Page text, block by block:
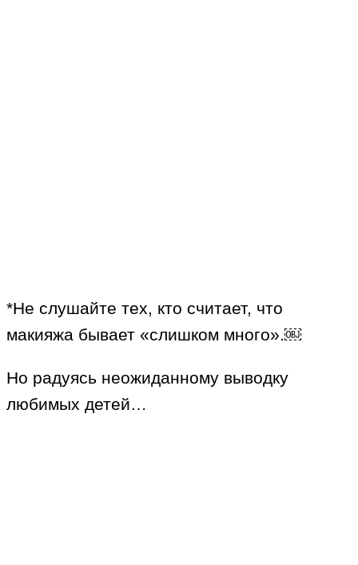
*Не слушайте тех, кто считает, что
макияжа бывает «слишком много».￼
Но радуясь неожиданному выводку
любимых детей…